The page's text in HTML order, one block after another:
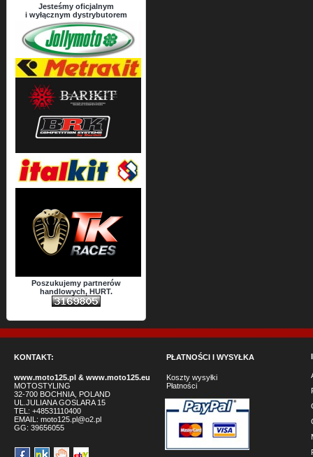
Jesteśmy oficjalnym
i wyłącznym dystrybutorem
Poszukujemy partnerów
handlowych, HURT.
KONTAKT:
www.moto125.pl & www.moto125.eu
MOTOSTYLING
32-700 BOCHNIA, POLAND
UL.JULIANA GOSLARA 15
TEL: +48531110400
EMAIL: moto125.pl@o2.pl
GG: 39656055
PŁATNOŚCI I WYSYŁKA
Koszty wysyłki
Płatności